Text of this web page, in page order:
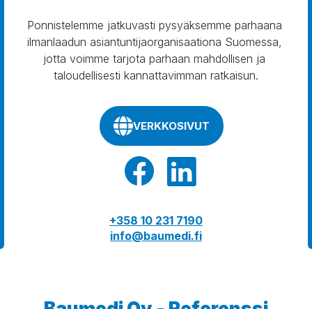
Ponnistelemme jatkuvasti pysyäksemme parhaana
ilmanlaadun asiantuntijaorganisaationa Suomessa,
jotta voimme tarjota parhaan mahdollisen ja
taloudellisesti kannattavimman ratkaisun.
VERKKOSIVUT
+358 10 231 7190
info@baumedi.fi